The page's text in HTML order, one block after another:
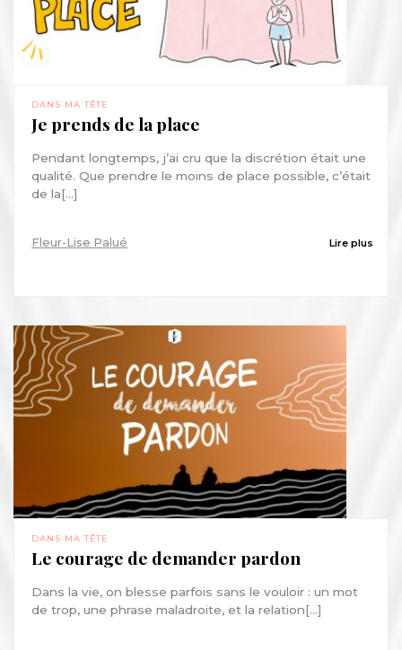
DANS MA TÊTE
Je prends de la place
Pendant longtemps, j’ai cru que la discrétion était une
qualité. Que prendre le moins de place possible, c’était
de la[...]
Fleur-Lise Palué Lire plus
DANS MA TÊTE
Le courage de demander pardon
Dans la vie, on blesse parfois sans le vouloir : un mot
de trop, une phrase maladroite, et la relation[...]